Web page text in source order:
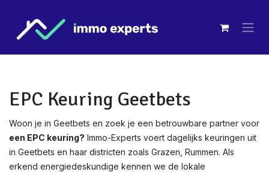
EPC Keuring Geetbets
Woon je in Geetbets en zoek je een betrouwbare partner voor
een EPC keuring? Immo-Experts voert dagelijks keuringen uit
in Geetbets en haar districten zoals Grazen, Rummen. Als
erkend energiedeskundige kennen we de lokale